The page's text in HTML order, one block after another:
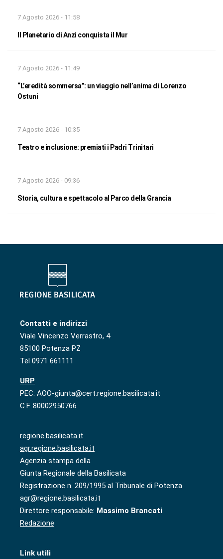
7 Agosto 2026 - 11:58
Il Planetario di Anzi conquista il Mur
7 Agosto 2026 - 11:49
“L’eredità sommersa”: un viaggio nell’anima di Lorenzo
Ostuni
7 Agosto 2026 - 10:35
Teatro e inclusione: premiati i Padri Trinitari
7 Agosto 2026 - 09:36
Storia, cultura e spettacolo al Parco della Grancia
Contatti e indirizzi
Viale Vincenzo Verrastro, 4
85100 Potenza PZ
Tel 0971 661111
URP
PEC: AOO-giunta@cert.regione.basilicata.it
C.F. 80002950766
regione.basilicata.it
agr.regione.basilicata.it
Agenzia stampa della
Giunta Regionale della Basilicata
Registrazione n. 209/1995 al Tribunale di Potenza
agr@regione.basilicata.it
Direttore responsabile: Massimo Brancati
Redazione
Link utili